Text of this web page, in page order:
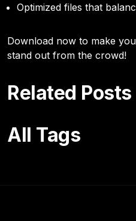
Optimized files that
Download now to make
stand out from the crowd!
Related Posts
All Tags